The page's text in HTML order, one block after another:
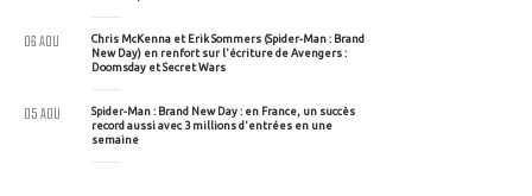
Chris McKenna et Erik Sommers (Spider-Man : Brand
New Day) en renfort sur l'écriture de Avengers :
Doomsday et Secret Wars
06 AOU
Spider-Man : Brand New Day : en France, un succès
record aussi avec 3 millions d'entrées en une
semaine
05 AOU